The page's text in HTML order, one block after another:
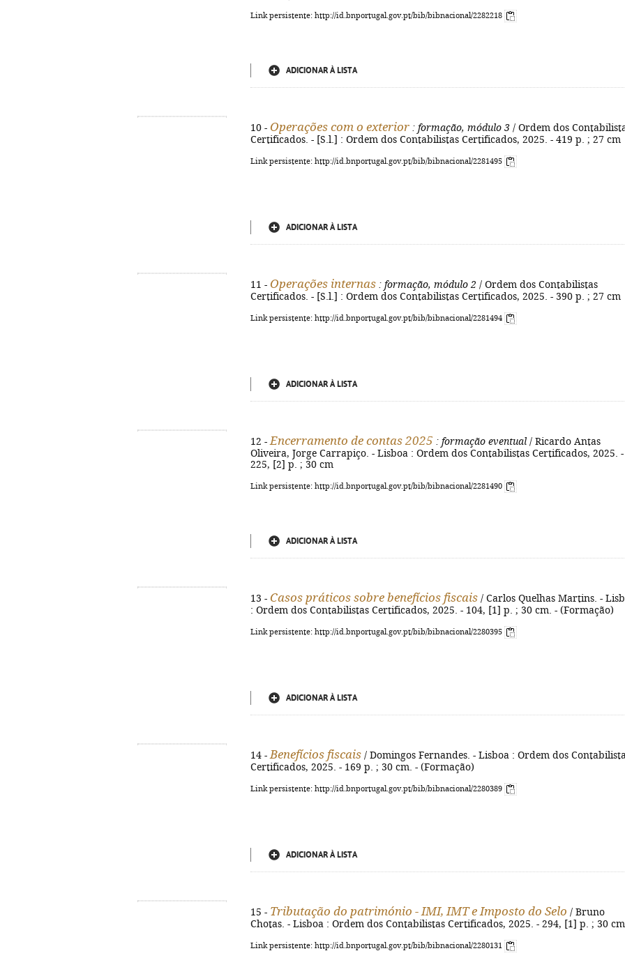
Link persistente: http://id.bnportugal.gov.pt/bib/bibnacional/2282218
ADICIONAR À LISTA
10 - Operações com o exterior : formação, módulo 3 / Ordem dos
Certificados. - [S.l.] : Ordem dos Contabilistas Certificados, 2025. - 419 p. ; 27 cm
Link persistente: http://id.bnportugal.gov.pt/bib/bibnacional/2281495
ADICIONAR À LISTA
11 - Operações internas : formação, módulo 2 / Ordem dos Contabilistas
Certificados. - [S.l.] : Ordem dos Contabilistas Certificados, 2025. - 390 p. ; 27 cm
Link persistente: http://id.bnportugal.gov.pt/bib/bibnacional/2281494
ADICIONAR À LISTA
12 - Encerramento de contas 2025 : formação eventual / Ricardo Antas
Oliveira, Jorge Carrapiço. - Lisboa : Ordem dos Contabilistas Certificados, 2025. -
225, [2] p. ; 30 cm
Link persistente: http://id.bnportugal.gov.pt/bib/bibnacional/2281490
ADICIONAR À LISTA
13 - Casos práticos sobre benefícios fiscais / Carlos Quelhas Martins. -
: Ordem dos Contabilistas Certificados, 2025. - 104, [1] p. ; 30 cm. - (Formação)
Link persistente: http://id.bnportugal.gov.pt/bib/bibnacional/2280395
ADICIONAR À LISTA
14 - Benefícios fiscais / Domingos Fernandes. - Lisboa : Ordem dos
Certificados, 2025. - 169 p. ; 30 cm. - (Formação)
Link persistente: http://id.bnportugal.gov.pt/bib/bibnacional/2280389
ADICIONAR À LISTA
15 - Tributação do património - IMI, IMT e Imposto do Selo / Bruno
Chotas. - Lisboa : Ordem dos Contabilistas Certificados, 2025. - 294, [1] p. ; 30 cm
Link persistente: http://id.bnportugal.gov.pt/bib/bibnacional/2280131